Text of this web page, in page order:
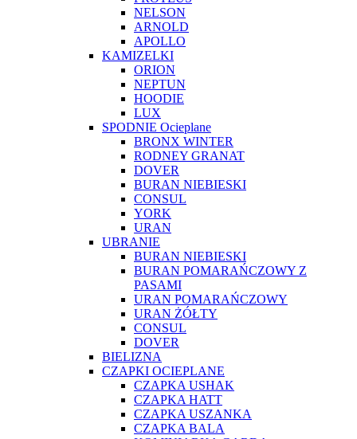
NELSON
ARNOLD
APOLLO
KAMIZELKI
ORION
NEPTUN
HOODIE
LUX
SPODNIE Ocieplane
BRONX WINTER
RODNEY GRANAT
DOVER
BURAN NIEBIESKI
CONSUL
YORK
URAN
UBRANIE
BURAN NIEBIESKI
BURAN POMARAŃCZOWY Z
PASAMI
URAN POMARAŃCZOWY
URAN ŻÓŁTY
CONSUL
DOVER
BIELIZNA
CZAPKI OCIEPLANE
CZAPKA USHAK
CZAPKA HATT
CZAPKA USZANKA
CZAPKA BALA